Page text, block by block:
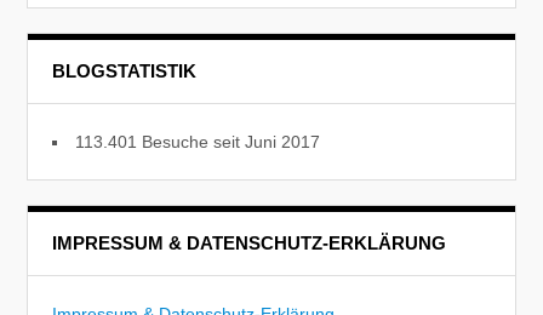
BLOGSTATISTIK
113.401 Besuche seit Juni 2017
IMPRESSUM & DATENSCHUTZ-ERKLÄRUNG